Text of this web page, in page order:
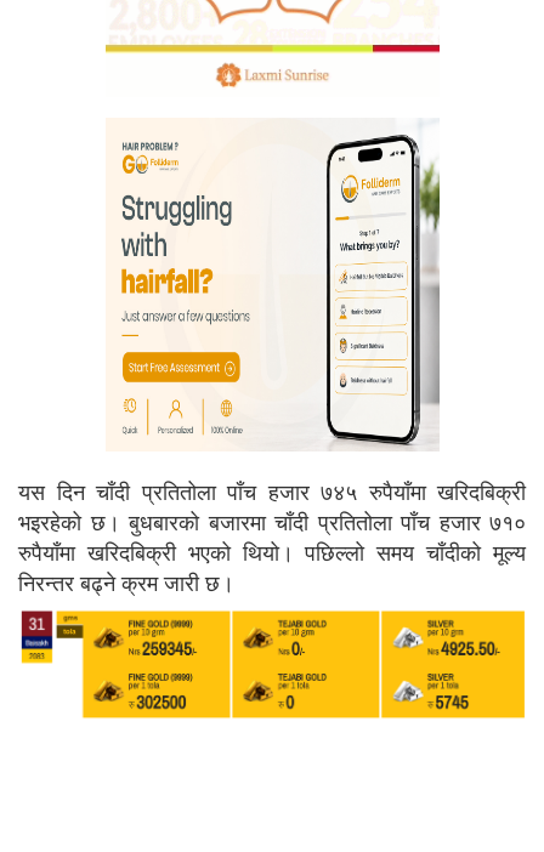
यस दिन चाँदी प्रतितोला पाँच हजार ७४५ रुपैयाँमा खरिदबिक्री
भइरहेको छ। बुधबारको बजारमा चाँदी प्रतितोला पाँच हजार ७१०
रुपैयाँमा खरिदबिक्री भएको थियो। पछिल्लो समय चाँदीको मूल्य
निरन्तर बढ्ने क्रम जारी छ।